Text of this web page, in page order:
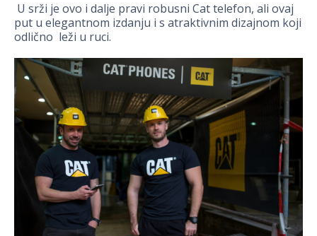
U srži je ovo i dalje pravi robusni Cat telefon, ali ovaj
put u elegantnom izdanju i s atraktivnim dizajnom koji
odlično leži u ruci.